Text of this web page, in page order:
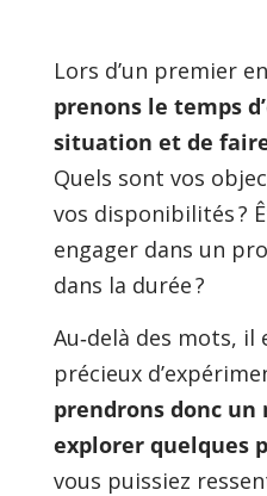
Lors d’un premier
prenons le temps
situation et de
Quels sont vos
vos disponibilités ?
engager dans un
dans la durée ?
Au‑delà des mots, il
précieux
prendrons donc
explorer quelques
vous puissiez